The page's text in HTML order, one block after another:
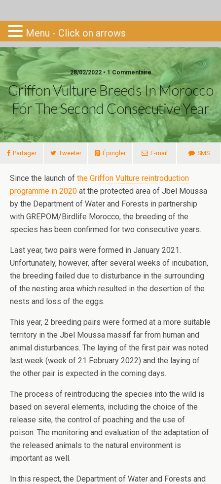
Go-South
28/02/2022 • 1 Commentaire
Griffon Vulture Breeds In Morocco
For The Second Consecutive Year
Partager Tweeter Épingler E-mail SMS
Since the launch of the Griffon Vulture reintroduction
programme in 2020 at the protected area of Jbel Moussa
by the Department of Water and Forests in partnership
with GREPOM/Birdlife Morocco, the breeding of the
species has been confirmed for two consecutive years.
Last year, two pairs were formed in January 2021.
Unfortunately, however, after several weeks of incubation,
the breeding failed due to disturbance in the surrounding
of the nesting area which resulted in the desertion of the
nests and loss of the eggs.
This year, 2 breeding pairs were formed at a more suitable
territory in the Jbel Moussa massif far from human and
animal disturbances. The laying of the first pair was noted
last week (week of 21 February 2022) and the laying of
the other pair is expected in the coming days.
The process of reintroducing the species into the wild is
based on several elements, including the choice of the
release site, the control of poaching and the use of
poison. The monitoring and evaluation of the adaptation of
the released animals to the natural environment is
important as well.
In this respect, the Department of Water and Forests and
Menu - Click on arrows